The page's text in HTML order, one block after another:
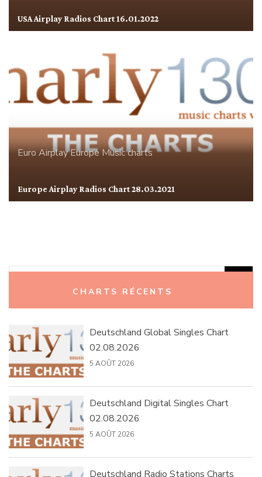
USA Airplay Radios Chart 16.01.2022
Euro AirplayEuropeMusic charts
Europe Airplay Radios Chart 28.03.2021
CHARTS RÉCENTS
Deutschland Global Singles Chart
02.08.2026
5 AOÛT 2026
Deutschland Digital Singles Chart
02.08.2026
5 AOÛT 2026
Deutschland Radio Stations Charts